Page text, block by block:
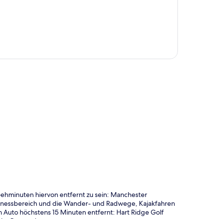
hiervon entfernt zu sein: Manchester
und die Wander- und Radwege, Kajakfahren
höchstens 15 Minuten entfernt: Hart Ridge Golf